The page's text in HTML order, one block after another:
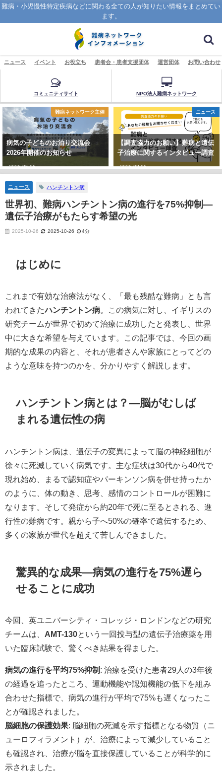
難病・小児慢性特定疾病などに関わる全ての人が知りたい情報をまとめてい
ます。
ニュース イベント お役立ち 患者会・患者支援団体 運営団体 お問い合わせ
コミュニティサイト NPO法人難病ネットワーク
難病ネットワーク主催
病気の子どものお泊り交流会
2026年開催のお知らせ
2026-05-06
ニュース
【調査協力のお願い】難病と遺伝
子治療に関するインタビュー調査
2026-02-06
ニュース ハンチントン病
世界初、難病ハンチントン病の進行を75%抑制―
遺伝子治療がもたらす希望の光
2025-10-26 2025-10-26 4分
はじめに
これまで有効な治療法がなく、「最も残酷な難病」とも言
われてきたハンチントン病。この病気に対し、イギリスの
研究チームが世界で初めて治療に成功したと発表し、世界
中に大きな希望を与えています。この記事では、今回の画
期的な成果の内容と、それが患者さんや家族にとってどの
ような意味を持つのかを、分かりやすく解説します。
ハンチントン病とは？―脳がむしば
まれる遺伝性の病
ハンチントン病は、遺伝子の変異によって脳の神経細胞が
徐々に死滅していく病気です。主な症状は30代から40代で
現れ始め、まるで認知症やパーキンソン病を併せ持ったか
のように、体の動き、思考、感情のコントロールが困難に
なります。そして発症から約20年で死に至るとされる、進
行性の難病です。親から子へ50%の確率で遺伝するため、
多くの家族が世代を超えて苦しんできました。
驚異的な成果―病気の進行を75%遅ら
せることに成功
今回、英ユニバーシティ・コレッジ・ロンドンなどの研究
チームは、 AMT-130という一回投与型の遺伝子治療薬を用
いた臨床試験で、驚くべき結果を得ました。
病気の進行を平均75%抑制 : 治療を受けた患者29人の3年後
の経過を追ったところ、運動機能や認知機能の低下を組み
合わせた指標で、病気の進行が平均で75%も遅くなったこ
とが確認されました。
脳細胞の保護効果: 脳細胞の死滅を示す指標となる物質（ニ
ューロフィラメント）が、治療によって減少していること
も確認され、治療が脳を直接保護していることが科学的に
示されました。